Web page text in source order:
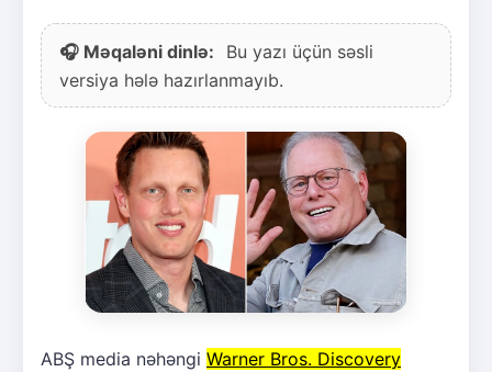
🎧 Məqaləni dinlə:
Bu yazı üçün səsli
versiya hələ hazırlanmayıb.
ABŞ media nəhəngi Warner Bros. Discovery